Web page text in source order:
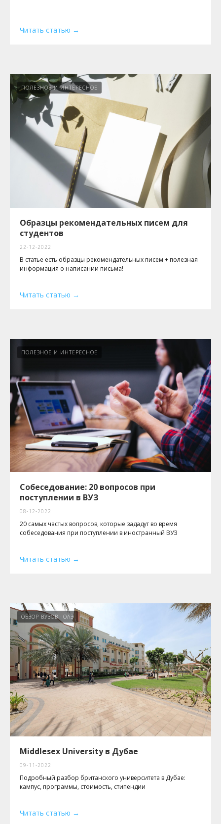
Читать статью
ПОЛЕЗНОЕ И ИНТЕРЕСНОЕ
Образцы рекомендательных писем для
студентов
22-12-2022
В статье есть образцы рекомендательных писем + полезная
информация о написании письма!
Читать статью
ПОЛЕЗНОЕ И ИНТЕРЕСНОЕ
Собеседование: 20 вопросов при
поступлении в ВУЗ
08-12-2022
20 самых частых вопросов, которые зададут во время
собеседования при поступлении в иностранный ВУЗ
Читать статью
ОБЗОР ВУЗОВ ОАЭ
Middlesex University в Дубае
09-11-2022
Подробный разбор британского университета в Дубае:
кампус, программы, стоимость, стипендии
Читать статью